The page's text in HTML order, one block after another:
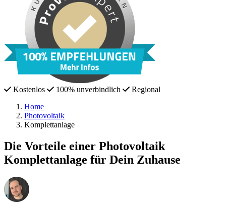
Kostenlos 100% unverbindlich
Regional
Home
Photovoltaik
Komplettanlage
Die Vorteile einer Photovoltaik
Komplettanlage für Dein Zuhause